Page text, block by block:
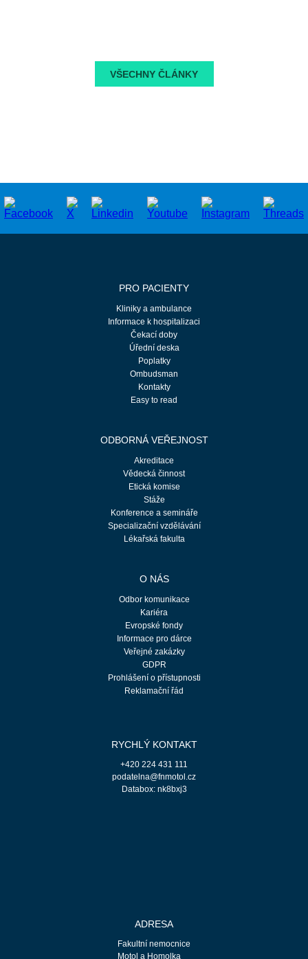
VŠECHNY ČLÁNKY
PRO PACIENTY
Kliniky a ambulance
Informace k hospitalizaci
Čekací doby
Úřední deska
Poplatky
Ombudsman
Kontakty
Easy to read
ODBORNÁ VEŘEJNOST
Akreditace
Vědecká činnost
Etická komise
Stáže
Konference a semináře
Specializační vzdělávání
Lékařská fakulta
O NÁS
Odbor komunikace
Kariéra
Evropské fondy
Informace pro dárce
Veřejné zakázky
GDPR
Prohlášení o přístupnosti
Reklamační řád
RYCHLÝ KONTAKT
+420 224 431 111
podatelna@fnmotol.cz
Databox: nk8bxj3
ADRESA
Fakultní nemocnice
Motol a Homolka